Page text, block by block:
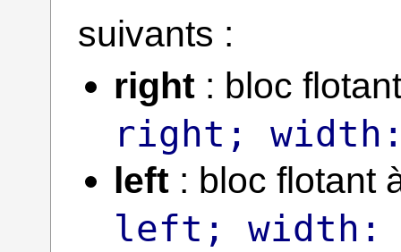
suivants :
right : bloc
right;
left : bloc flotant
left; width: